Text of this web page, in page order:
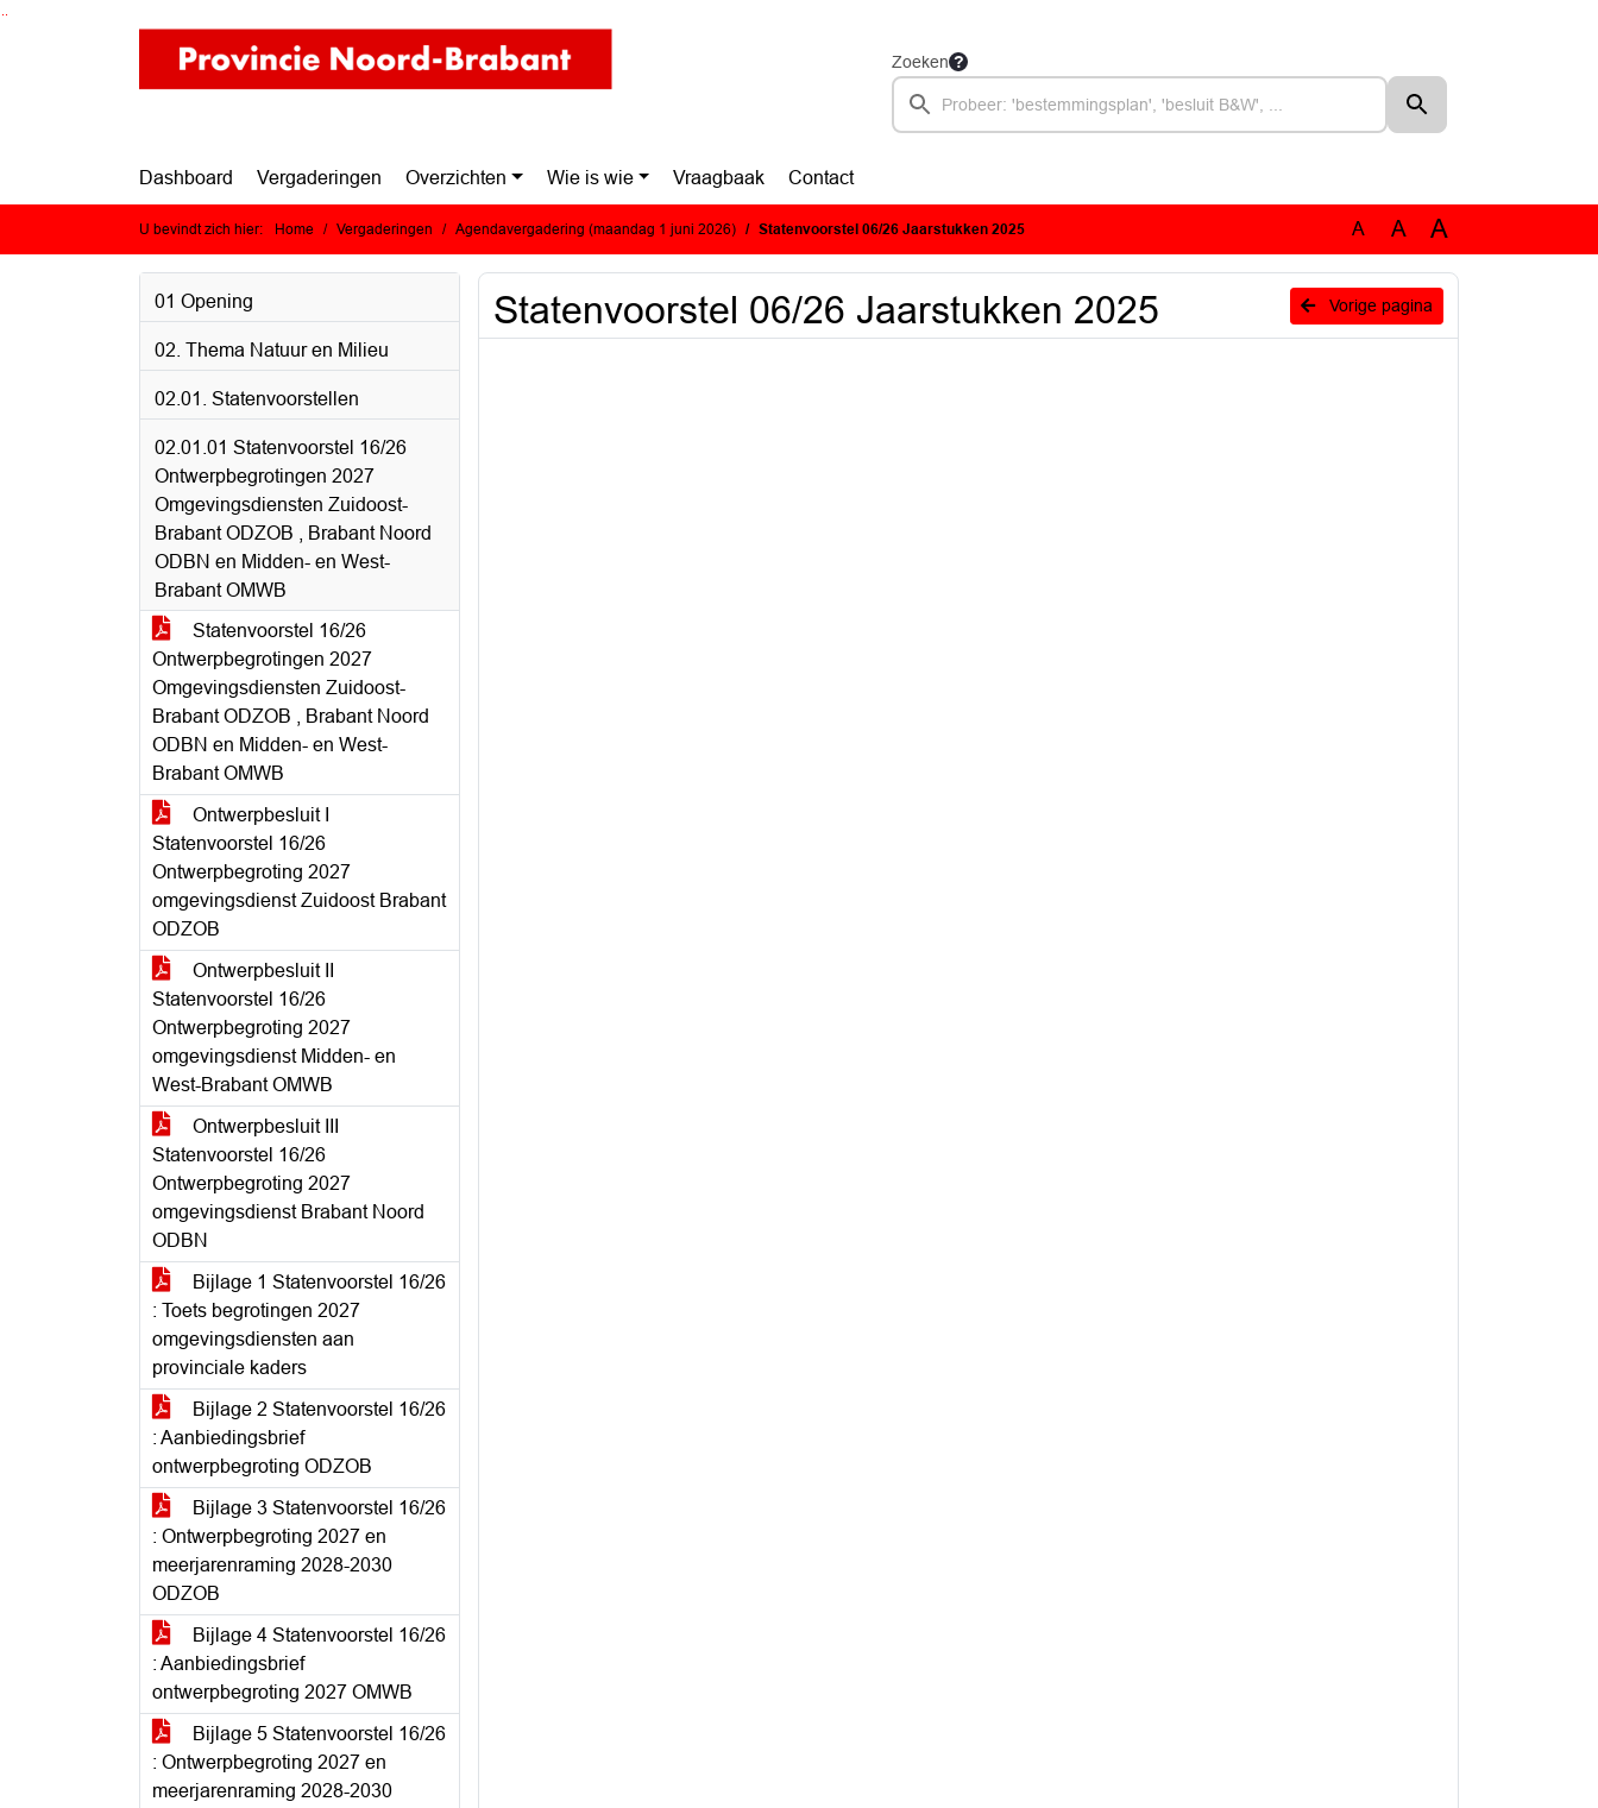
Ga naar de inhoud van deze pagina
Ga naar het zoeken
Ga naar het menu
Zoeken
Dashboard Vergaderingen Overzichten Wie is wie Vraagbaak Contact
U bevindt zich hier: Home Vergaderingen Agendavergadering (maandag 1 juni 2026) Statenvoorstel 06/26 Jaarstukken 2025 A A A
01 Opening
02. Thema Natuur en Milieu
02.01. Statenvoorstellen
02.01.01 Statenvoorstel 16/26
Ontwerpbegrotingen 2027
Omgevingsdiensten Zuidoost-
Brabant ODZOB , Brabant Noord
ODBN en Midden- en West-
Brabant OMWB
Statenvoorstel 16/26
Ontwerpbegrotingen 2027
Omgevingsdiensten Zuidoost-
Brabant ODZOB , Brabant Noord
ODBN en Midden- en West-
Brabant OMWB
Ontwerpbesluit I
Statenvoorstel 16/26
Ontwerpbegroting 2027
omgevingsdienst Zuidoost Brabant
ODZOB
Ontwerpbesluit II
Statenvoorstel 16/26
Ontwerpbegroting 2027
omgevingsdienst Midden- en
West-Brabant OMWB
Ontwerpbesluit III
Statenvoorstel 16/26
Ontwerpbegroting 2027
omgevingsdienst Brabant Noord
ODBN
Bijlage 1 Statenvoorstel 16/26
: Toets begrotingen 2027
omgevingsdiensten aan
provinciale kaders
Bijlage 2 Statenvoorstel 16/26
: Aanbiedingsbrief
ontwerpbegroting ODZOB
Bijlage 3 Statenvoorstel 16/26
: Ontwerpbegroting 2027 en
meerjarenraming 2028-2030
ODZOB
Bijlage 4 Statenvoorstel 16/26
: Aanbiedingsbrief
ontwerpbegroting 2027 OMWB
Bijlage 5 Statenvoorstel 16/26
: Ontwerpbegroting 2027 en
meerjarenraming 2028-2030
Vorige pagina
Statenvoorstel 06/26 Jaarstukken 2025